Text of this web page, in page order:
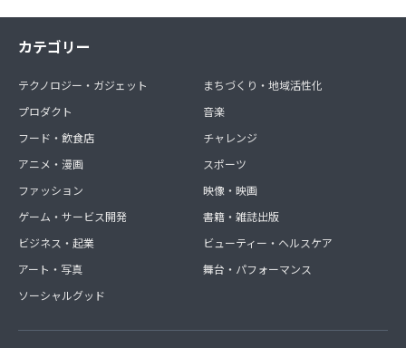
カテゴリー
テクノロジー・ガジェット
プロダクト
フード・飲食店
アニメ・漫画
ファッション
ゲーム・サービス開発
ビジネス・起業
アート・写真
ソーシャルグッド
まちづくり・地域活性化
音楽
チャレンジ
スポーツ
映像・映画
書籍・雑誌出版
ビューティー・ヘルスケア
舞台・パフォーマンス